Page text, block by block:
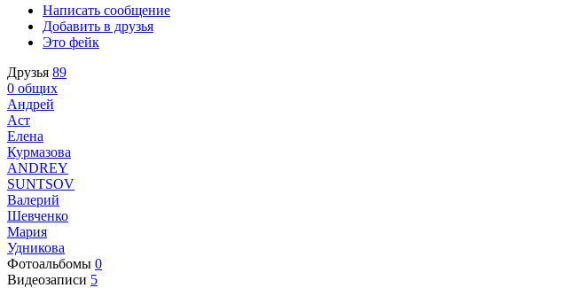
Написать сообщение
Добавить в друзья
Это фейк
Друзья 89
0 общих
Андрей
Аст
Елена
Курмазова
ANDREY
SUNTSOV
Валерий
Шевченко
Мария
Удникова
Фотоальбомы 0
Видеозаписи 5